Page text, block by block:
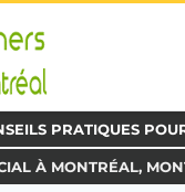
PRATIQUES
À MONTRÉAL,